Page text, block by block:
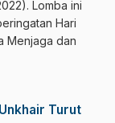
Lomba ini
Hari
Menjaga dan
Turut